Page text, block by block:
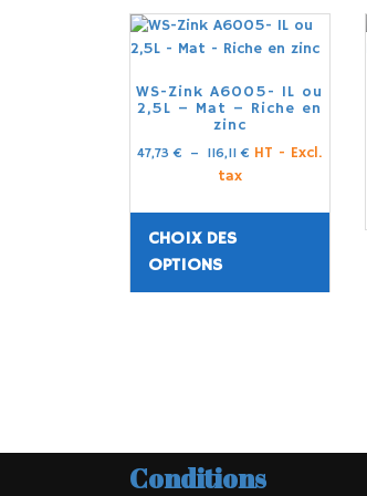
WS-Zink A6005- 1L ou
2,5L – Mat – Riche en
zinc
47,73€ – 116,11€ HT - Excl.
tax
CHOIX DES
OPTIONS
Conditions